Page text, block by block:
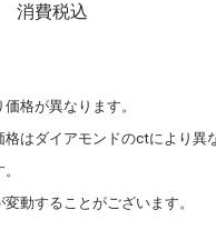
消費税込
格が異なります。
格はダイアモンドのctにより異
動することがございます。